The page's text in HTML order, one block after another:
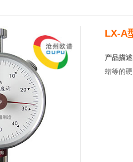
LX-A
产品描述
蜡等的硬